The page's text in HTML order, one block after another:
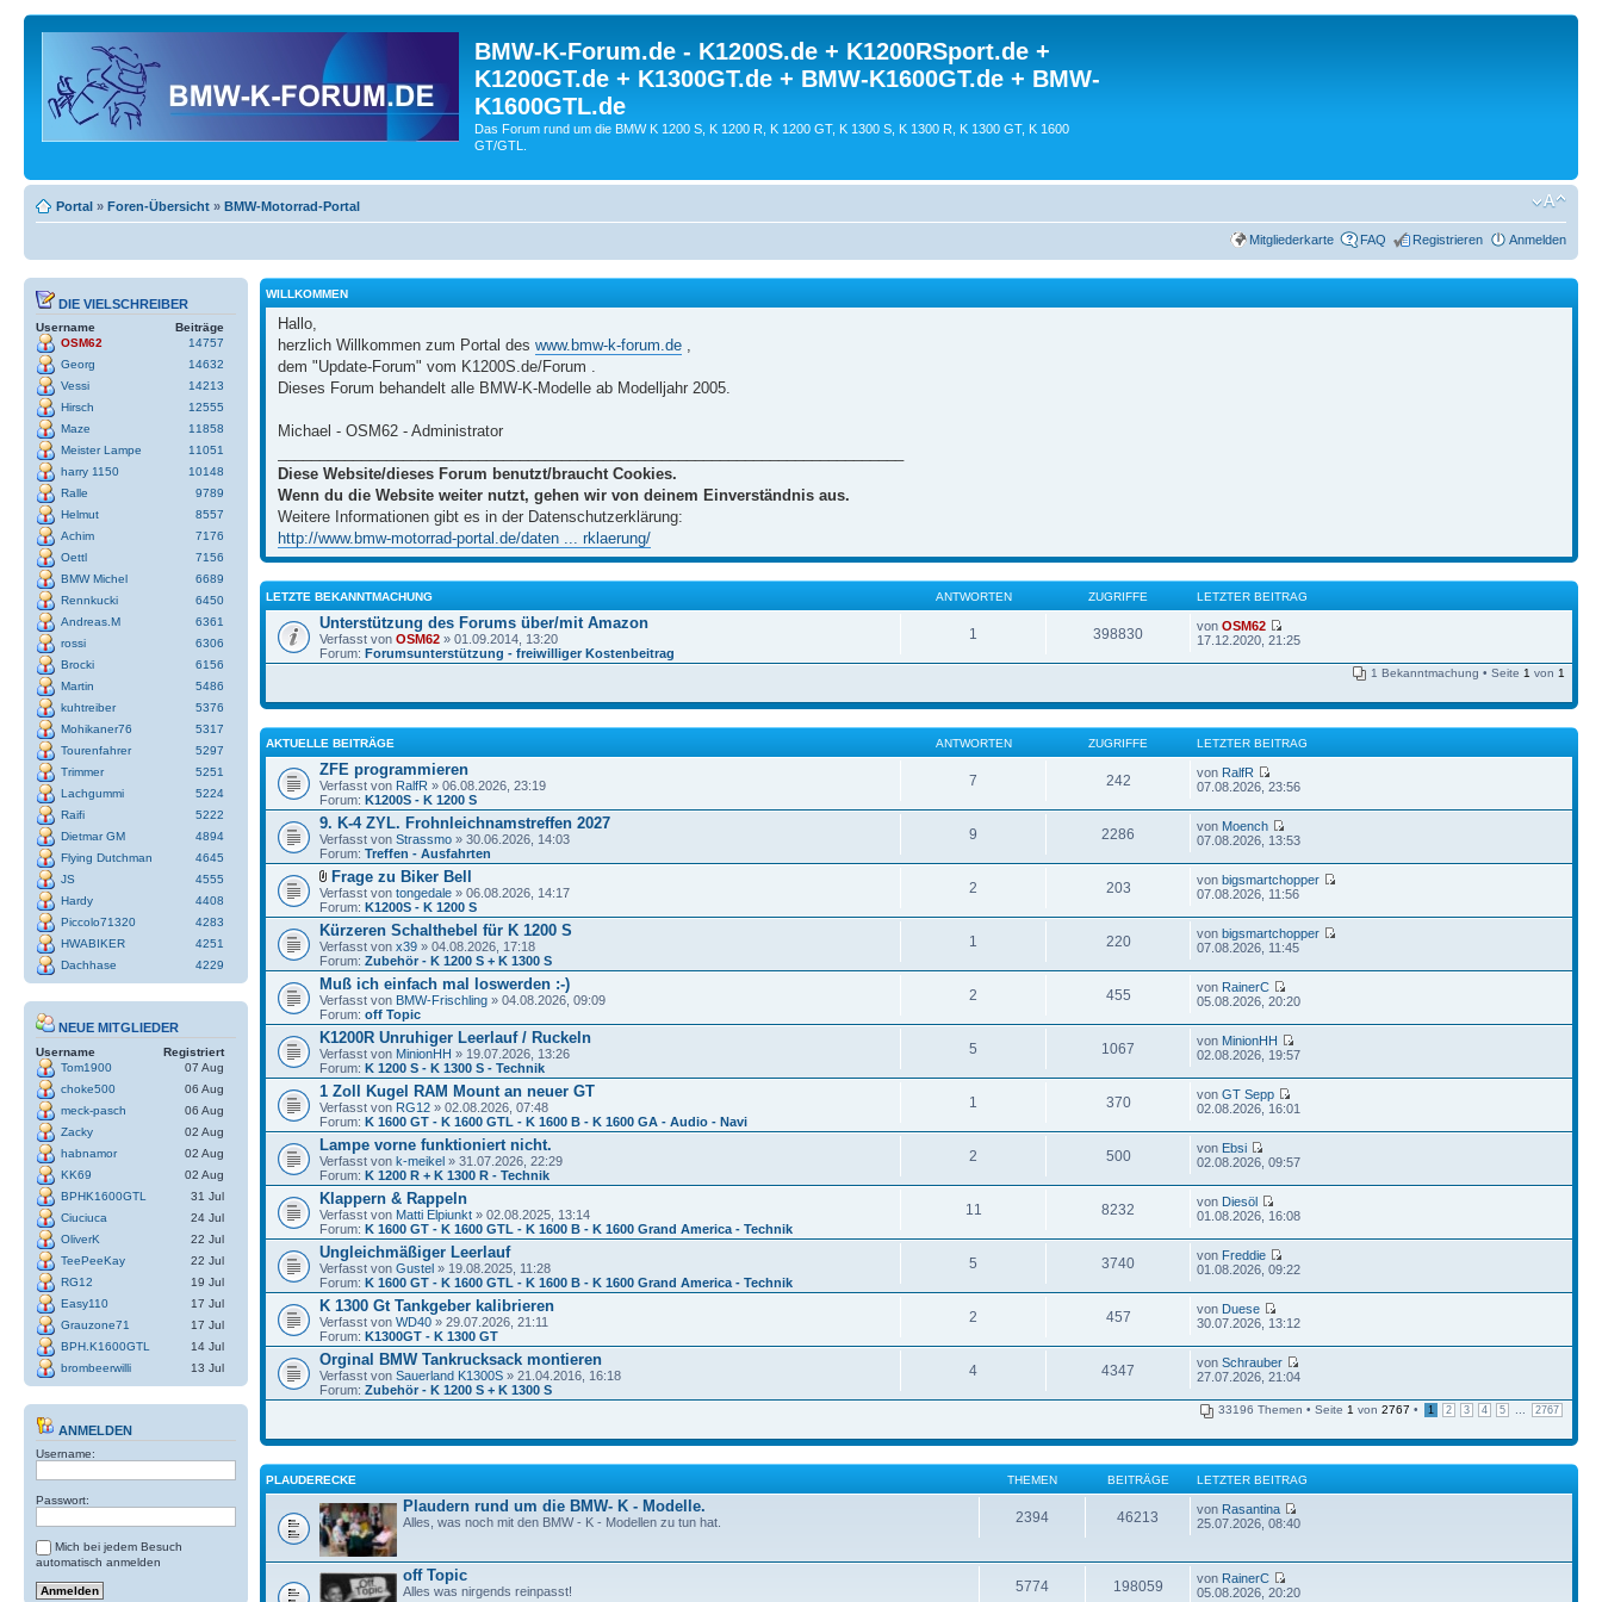
BMW-K-Forum.de - K1200S.de + K1200RSport.de +
K1200GT.de + K1300GT.de + BMW-K1600GT.de + BMW-
K1600GTL.de
Das Forum rund um die BMW K 1200 S, K 1200 R, K 1200 GT, K 1300 S, K 1300 R, K 1300 GT, K 1600
GT/GTL.
Portal » Foren-Übersicht » BMW-Motorrad-Portal
Mitgliederkarte FAQ Registrieren Anmelden
DIE VIELSCHREIBER
Username
Beiträge
OSM62
14757
Georg
14632
Vessi
14213
Hirsch
12555
Maze
11858
Meister Lampe
11051
harry 1150
10148
Ralle
9789
Helmut
8557
Achim
7176
Oettl
7156
BMW Michel
6689
Rennkucki
6450
Andreas.M
6361
rossi
6306
Brocki
6156
Martin
5486
kuhtreiber
5376
Mohikaner76
5317
Tourenfahrer
5297
Trimmer
5251
Lachgummi
5224
Raifi
5222
Dietmar GM
4894
Flying Dutchman
4645
JS
4555
Hardy
4408
Piccolo71320
4283
HWABIKER
4251
Dachhase
4229
NEUE MITGLIEDER
Username
Registriert
Tom1900
07 Aug
choke500
06 Aug
meck-pasch
06 Aug
Zacky
02 Aug
habnamor
02 Aug
KK69
02 Aug
BPHK1600GTL
31 Jul
Ciuciuca
24 Jul
OliverK
22 Jul
TeePeeKay
22 Jul
RG12
19 Jul
Easy110
17 Jul
Grauzone71
17 Jul
BPH.K1600GTL
14 Jul
brombeerwilli
13 Jul
ANMELDEN
Username:
Passwort:
Mich bei jedem Besuch
automatisch anmelden
WILLKOMMEN
Hallo,
herzlich Willkommen zum Portal des www.bmw-k-forum.de
dem "Update-Forum" vom K1200S.de/Forum .
Dieses Forum behandelt alle BMW-K-Modelle ab Modelljahr 2005.
Michael - OSM62 - Administrator
Diese Website/dieses Forum benutzt/braucht Cookies.
Wenn du die Website weiter nutzt, gehen wir von deinem Einverständnis aus.
Weitere Informationen gibt es in der Datenschutzerklärung:
http://www.bmw-motorrad-portal.de/daten ... rklaerung/
LETZTE BEKANNTMACHUNG ANTWORTEN ZUGRIFFE LETZTER BEITRAG
Unterstützung des Forums über/mit Amazon
Verfasst von OSM62 » 01.09.2014, 13:20
Forum: Forumsunterstützung - freiwilliger Kostenbeitrag
1 398830 vonOSM62
17.12.2020, 21:25
1 Bekanntmachung • Seite 1 von 1
AKTUELLE BEITRÄGE ANTWORTEN ZUGRIFFE LETZTER BEITRAG
ZFE programmieren
Verfasst von RalfR » 06.08.2026, 23:19
Forum: K1200S - K 1200 S
7 242 von RalfR
07.08.2026, 23:56
9. K-4 ZYL. Frohnleichnamstreffen 2027
Verfasst von Strassmo » 30.06.2026, 14:03
Forum: Treffen - Ausfahrten
9 2286 von Moench
07.08.2026, 13:53
Frage zu Biker Bell
Verfasst von tongedale » 06.08.2026, 14:17
Forum: K1200S - K 1200 S
2 203 vonbigsmartchopper
07.08.2026, 11:56
Kürzeren Schalthebel für K 1200 S
Verfasst von x39 » 04.08.2026, 17:18
Forum: Zubehör - K 1200 S + K 1300 S
1 220 vonbigsmartchopper
07.08.2026, 11:45
Muß ich einfach mal loswerden :-)
Verfasst von BMW-Frischling » 04.08.2026, 09:09
Forum: off Topic
2 455 von RainerC
05.08.2026, 20:20
K1200R Unruhiger Leerlauf / Ruckeln
Verfasst von MinionHH » 19.07.2026, 13:26
Forum: K 1200 S - K 1300 S - Technik
5 1067 von MinionHH
02.08.2026, 19:57
1 Zoll Kugel RAM Mount an neuer GT
Verfasst von RG12 » 02.08.2026, 07:48
Forum: K 1600 GT - K 1600 GTL - K 1600 B - K 1600 GA - Audio - Navi
1 370 vonGT Sepp
02.08.2026, 16:01
Lampe vorne funktioniert nicht.
Verfasst von k-meikel » 31.07.2026, 22:29
Forum: K 1200 R + K 1300 R - Technik
2 500 von Ebsi
02.08.2026, 09:57
Klappern & Rappeln
Verfasst von Matti Elpiunkt » 02.08.2025, 13:14
Forum: K 1600 GT - K 1600 GTL - K 1600 B - K 1600 Grand America - Technik
11 8232 von Diesöl
01.08.2026, 16:08
Ungleichmäßiger Leerlauf
Verfasst von Gustel » 19.08.2025, 11:28
Forum: K 1600 GT - K 1600 GTL - K 1600 B - K 1600 Grand America - Technik
5 3740 von Freddie
01.08.2026, 09:22
K 1300 Gt Tankgeber kalibrieren
Verfasst von WD40 » 29.07.2026, 21:11
Forum: K1300GT - K 1300 GT
2 457 von Duese
30.07.2026, 13:12
Orginal BMW Tankrucksack montieren
Verfasst von Sauerland K1300S » 21.04.2016, 16:18
Forum: Zubehör - K 1200 S + K 1300 S
4 4347 vonSchrauber
27.07.2026, 21:04
33196 Themen • Seite 1 von 2767 • 1 2 3 4 5 2767
PLAUDERECKE THEMEN BEITRÄGE LETZTER BEITRAG
Plaudern rund um die BMW- K - Modelle.
Alles, was noch mit den BMW - K - Modellen zu tun hat. 2394 46213 von Rasantina
25.07.2026, 08:40
off Topic
Alles was nirgends reinpasst! 5774 198059 von RainerC
05.08.2026, 20:20